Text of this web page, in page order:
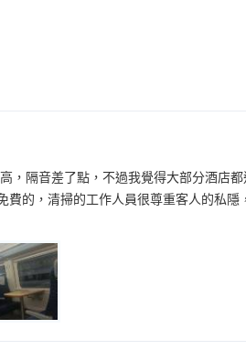
，隔音差了點，不過我覺得大部分酒店
費的，清掃的工作人員很尊重客人的私